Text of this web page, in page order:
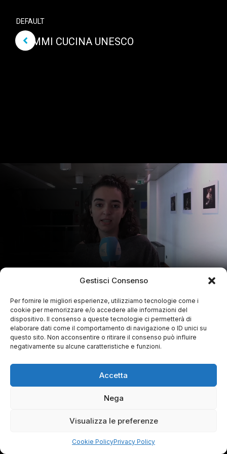
Gestisci Consenso
Per fornire le migliori esperienze, utilizziamo tecnologie come i
cookie per memorizzare e/o accedere alle informazioni del
dispositivo. Il consenso a queste tecnologie ci permetterà di
elaborare dati come il comportamento di navigazione o ID unici su
questo sito. Non acconsentire o ritirare il consenso può influire
negativamente su alcune caratteristiche e funzioni.
Accetta
Nega
Visualizza le preferenze
Cookie PolicyPrivacy Policy